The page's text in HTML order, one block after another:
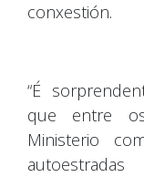
conxestión.
“É
que entre
Ministerio